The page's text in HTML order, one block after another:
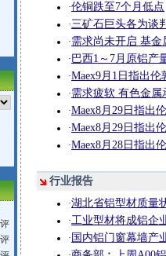
·伦铜跌至7个月低点
·三矿石巨头各为谈
·需求尚未开启 基金
· 巴西1～7月原铝产
·Maex9月1日指出伦
·需求疲软 有色金属
·Maex8月29日指出
·Maex8月29日指出
·Maex8月28日指出
行业报告
·湖北省铝型材质量
·工业型材将成铝企
· 国内铝门窗幕墙产